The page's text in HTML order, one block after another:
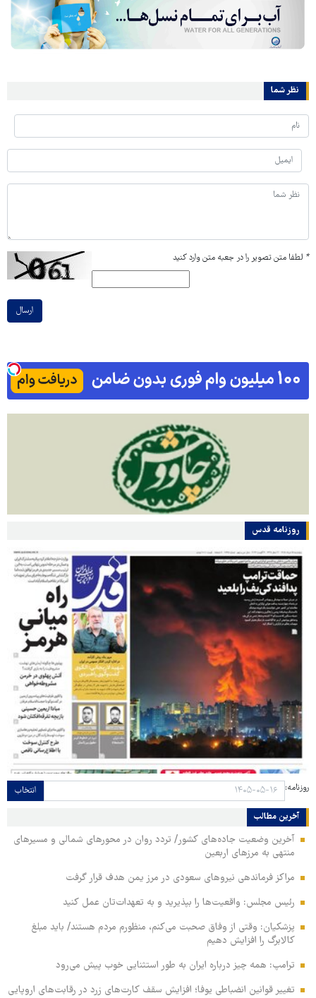
نظر شما
* لطفا متن تصویر را در جعبه متن وارد کنید
ارسال
روزنامه قدس
روزنامه: انتخاب
آخرین مطالب
آخرین وضعیت جاده‌های کشور/ تردد روان در محورهای شمالی و مسیرهای
منتهی به مرزهای اربعین
مراکز فرماندهی نیروهای سعودی در مرز یمن هدف قرار گرفت
رئیس مجلس: واقعیت‌ها را بپذیرید و به تعهدات‌تان عمل کنید
پزشکیان: وقتی از وفاق صحبت می‌کنم، منظورم مردم هستند/ باید مبلغ
کالابرگ را افزایش دهیم
ترامپ: همه چیز درباره ایران به طور استثنایی خوب پیش می‌رود
تغییر قوانین انضباطی یوفا؛ افزایش سقف کارت‌های زرد در رقابت‌های اروپایی